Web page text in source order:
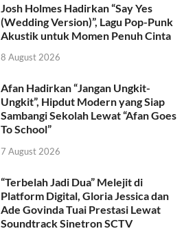
Josh Holmes Hadirkan “Say Yes
(Wedding Version)”, Lagu Pop-Punk
Akustik untuk Momen Penuh Cinta
8 August 2026
Afan Hadirkan “Jangan Ungkit-
Ungkit”, Hipdut Modern yang Siap
Sambangi Sekolah Lewat “Afan Goes
To School”
7 August 2026
“Terbelah Jadi Dua” Melejit di
Platform Digital, Gloria Jessica dan
Ade Govinda Tuai Prestasi Lewat
Soundtrack Sinetron SCTV